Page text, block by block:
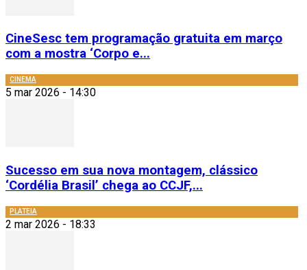
CineSesc tem programação gratuita em março
com a mostra ‘Corpo e...
CINEMA
5 mar 2026 - 14:30
Sucesso em sua nova montagem, clássico
‘Cordélia Brasil’ chega ao CCJF,...
PLATEIA
2 mar 2026 - 18:33